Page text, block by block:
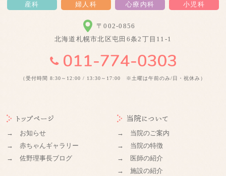
産科 婦人科 心療内科 小児科
〒002-0856
北海道札幌市北区屯田6条2丁目11-1
（受付時間 8:30～12:00 / 13:30～17:00 ※土曜は午前のみ/日・祝休み）
トップページ
→ お知らせ
→ 赤ちゃんギャラリー
→ 佐野理事長ブログ
当院について
→ 当院のご案内
→ 当院の特徴
→ 医師の紹介
→ 施設の紹介